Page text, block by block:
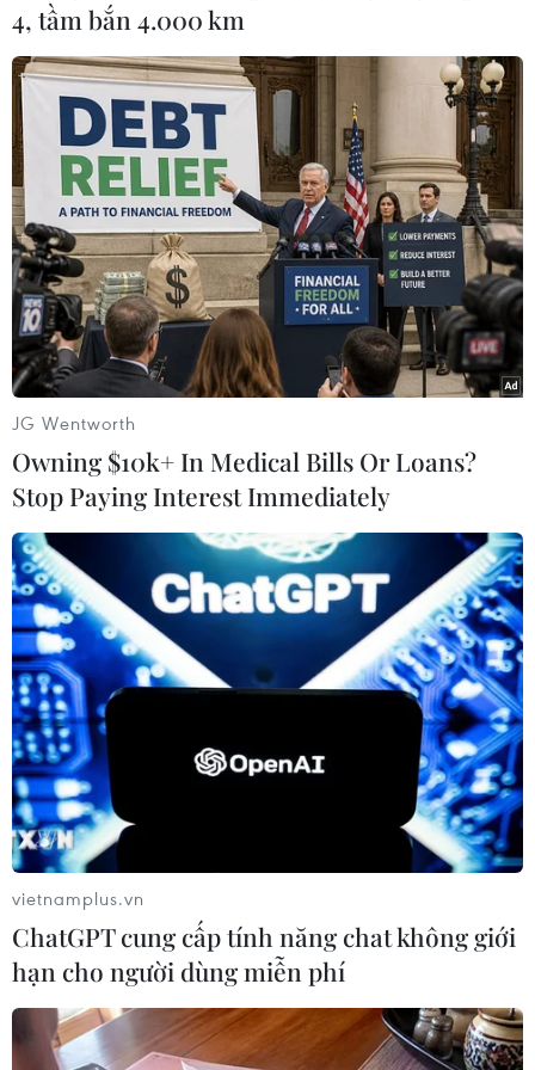
#Hiệp ước Bầu trời mở #Nga #Mỹ
#NATO
#Bay quan sát
Mỹ Nga
Theo dõi VietnamPlus
TIN LIÊN QUAN
4, tầm bắn 4.000 km
JG Wentworth
Owning $10k+ In Medical Bills Or Loans?
Stop Paying Interest Immediately
vietnamplus.vn
ChatGPT cung cấp tính năng chat không giới
hạn cho người dùng miễn phí